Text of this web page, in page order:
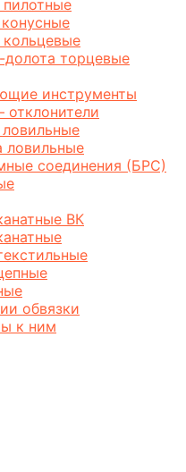
торцевые
инструменты
отклонители
ловильные
соединения (БРС)
ВК
обвязки
к ним